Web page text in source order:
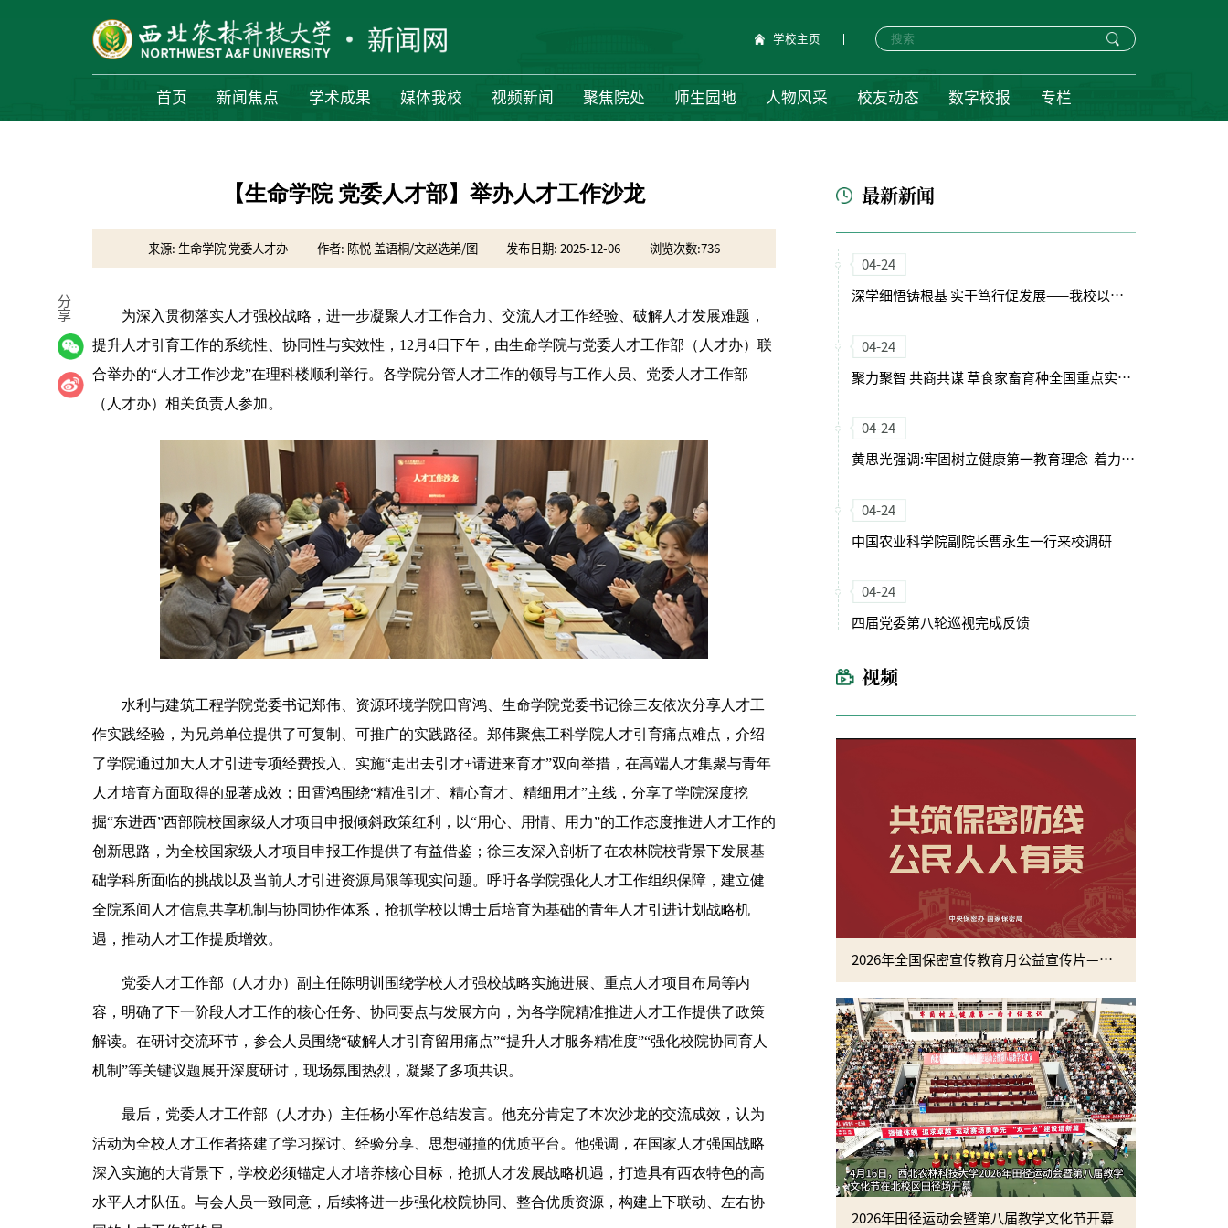
学校主页
首页 新闻焦点 学术成果 媒体我校 视频新闻 聚焦院处 师生园地 人物风采 校友动态 数字校报 专栏
【生命学院 党委人才部】举办人才工作沙龙
来源: 生命学院 党委人才办 作者: 陈悦 盖语桐/文赵选弟/图 发布日期: 2025-12-06 浏览次数:736
为深入贯彻落实人才强校战略，进一步凝聚人才工作合力、交流人才工作经验、破解人才发展难题，
提升人才引育工作的系统性、协同性与实效性，12月4日下午，由生命学院与党委人才工作部（人才办）联
合举办的“人才工作沙龙”在理科楼顺利举行。各学院分管人才工作的领导与工作人员、党委人才工作部
（人才办）相关负责人参加。
水利与建筑工程学院党委书记郑伟、资源环境学院田宵鸿、生命学院党委书记徐三友依次分享人才工
作实践经验，为兄弟单位提供了可复制、可推广的实践路径。郑伟聚焦工科学院人才引育痛点难点，介绍
了学院通过加大人才引进专项经费投入、实施“走出去引才+请进来育才”双向举措，在高端人才集聚与青年
人才培育方面取得的显著成效；田霄鸿围绕“精准引才、精心育才、精细用才”主线，分享了学院深度挖
掘“东进西”西部院校国家级人才项目申报倾斜政策红利，以“用心、用情、用力”的工作态度推进人才工作的
创新思路，为全校国家级人才项目申报工作提供了有益借鉴；徐三友深入剖析了在农林院校背景下发展基
础学科所面临的挑战以及当前人才引进资源局限等现实问题。呼吁各学院强化人才工作组织保障，建立健
全院系间人才信息共享机制与协同协作体系，抢抓学校以博士后培育为基础的青年人才引进计划战略机
遇，推动人才工作提质增效。
党委人才工作部（人才办）副主任陈明训围绕学校人才强校战略实施进展、重点人才项目布局等内
容，明确了下一阶段人才工作的核心任务、协同要点与发展方向，为各学院精准推进人才工作提供了政策
解读。在研讨交流环节，参会人员围绕“破解人才引育留用痛点”“提升人才服务精准度”“强化校院协同育人
机制”等关键议题展开深度研讨，现场氛围热烈，凝聚了多项共识。
最后，党委人才工作部（人才办）主任杨小军作总结发言。他充分肯定了本次沙龙的交流成效，认为
活动为全校人才工作者搭建了学习探讨、经验分享、思想碰撞的优质平台。他强调，在国家人才强国战略
深入实施的大背景下，学校必须锚定人才培养核心目标，抢抓人才发展战略机遇，打造具有西农特色的高
水平人才队伍。与会人员一致同意，后续将进一步强化校院协同、整合优质资源，构建上下联动、左右协
分
享
最新新闻
04-24
深学细悟铸根基 实干笃行促发展——我校以正确政绩观引领“十五五”开局新征程
04-24
聚力聚智 共商共谋 草食家畜育种全国重点实验室（筹）学术委员会会议召开
04-24
黄思光强调:牢固树立健康第一教育理念 着力培养德智体美劳全面发展的卓越农林人才
04-24
中国农业科学院副院长曹永生一行来校调研
04-24
四届党委第八轮巡视完成反馈
视频
2026年全国保密宣传教育月公益宣传片—方寸之间
2026年田径运动会暨第八届教学文化节开幕